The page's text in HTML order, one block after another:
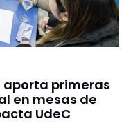
primeras
en mesas de
UdeC